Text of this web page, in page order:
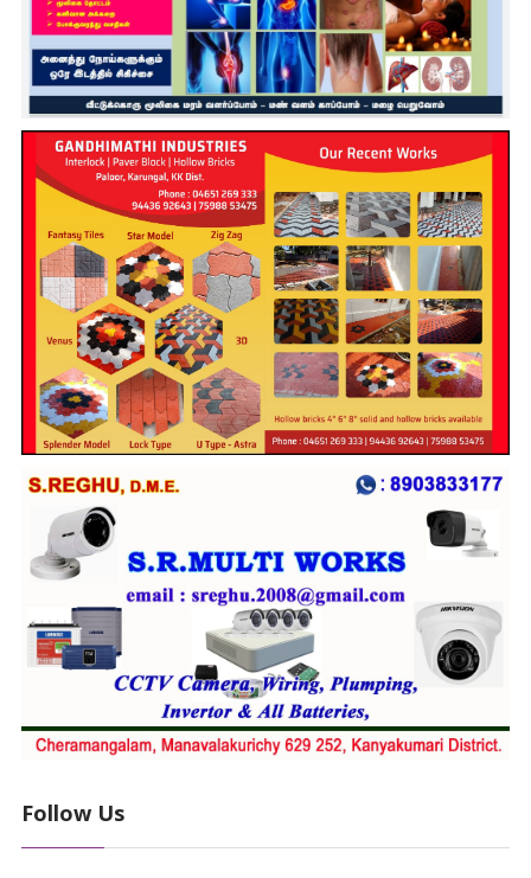
Follow Us